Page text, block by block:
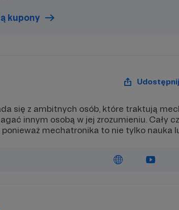
kupony
Udostępnij
się z ambitnych osób, które traktują
innym osobą w jej zrozumieniu. Cały
mechatronika to nie tylko nauka